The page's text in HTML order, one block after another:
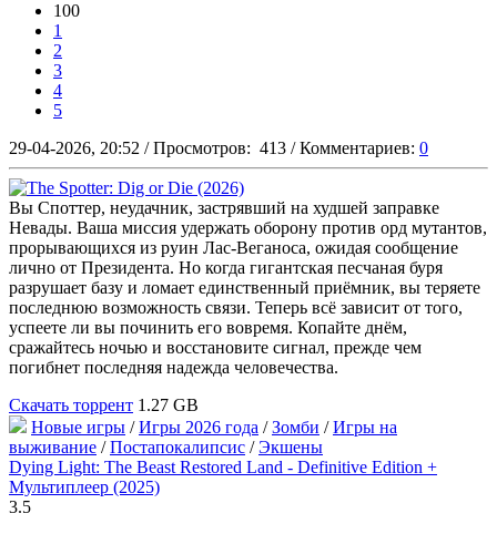
100
1
2
3
4
5
29-04-2026, 20:52 / Просмотров: 413 / Комментариев: 0
Вы Споттер, неудачник, застрявший на худшей заправке
Невады. Ваша миссия удержать оборону против орд мутантов,
прорывающихся из руин Лас-Веганоса, ожидая сообщение
лично от Президента. Но когда гигантская песчаная буря
разрушает базу и ломает единственный приёмник, вы теряете
последнюю возможность связи. Теперь всё зависит от того,
успеете ли вы починить его вовремя. Копайте днём,
сражайтесь ночью и восстановите сигнал, прежде чем
погибнет последняя надежда человечества.
Скачать торрент 1.27 GB
Новые игры /Игры 2026 года /Зомби /Игры на
выживание /Постапокалипсис /Экшены
Dying Light: The Beast Restored Land - Definitive Edition +
Мультиплеер (2025)
3.5